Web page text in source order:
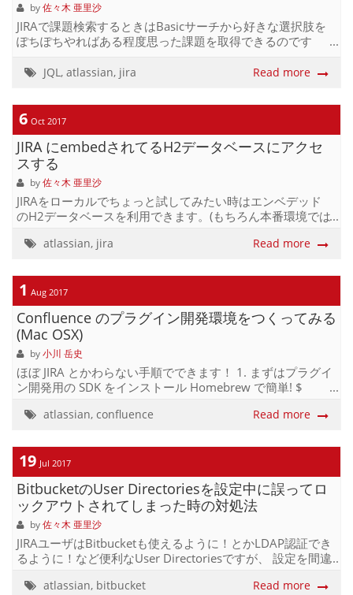
by佐々木 亜里沙
JIRAで課題検索するときはBasicサーチから好きな選択肢を
ぽちぽちやればある程度思った課題を取得できるのです
（●●チーム）の今週完了すべき課題」「●●プロジェクトの
ど、込み入った条件を指定したい場合は、 Advanced サー
チで JQL (JIRA Query Language) を利用するのが良いです。
JQLを書きたいけれど、Basicサーチで探す方法しか知らな
い場合 「WallRideデスク」というプロジェクトの、「解決
済」だけを選ぶ場合。 Basicサーチでぽちぽちして...
JQL, atlassian, jira Read more
6 Oct 2017
JIRA にembedされてるH2データベースにアクセ
スする
by佐々木 亜里沙
JIRAをローカルでちょっと試してみたい時はエンベデッド
のH2データベースを利用できます。(もちろん本番環境では
ます。 注意：ローカルでJIRAが立ち上がった状態でDBにア
してください。 DB設定はどこにあるの JIRAのDB接続に関
する情報は/dbconfig.xml に書いてありますので、確認して
みます。 defaultDS default h2 PUBLIC
java:comp/env/jdbc/JiraDS h2...
atlassian, jira Read more
1 Aug 2017
Confluence のプラグイン開発環境をつくってみる
(Mac OSX)
by小川 岳史
ほぼ JIRA とかわらない手順でできます！ 1. まずはプラグイ
ン開発用の SDK をインストール Homebrew で簡単! $
atlassian/tap/atlassian-plugin-sdk 2. プロジェクトの作成 1
トの雛形を作成する。 $ atlas-create-confluence-plugin ...
Define value for groupId: :jp.co.tagbangers Define value
for art...
atlassian, confluence Read more
19 Jul 2017
BitbucketのUser Directoriesを設定中に誤ってロ
ックアウトされてしまった時の対処法
by佐々木 亜里沙
JIRAユーザはBitbucketも使えるように！とかLDAP認証でき
るように！など便利なUser Directoriesですが、 設定を間違
笑えないので気をつけましょう。 ロックアウト例 下のよう
atlassian, bitbucket Read more